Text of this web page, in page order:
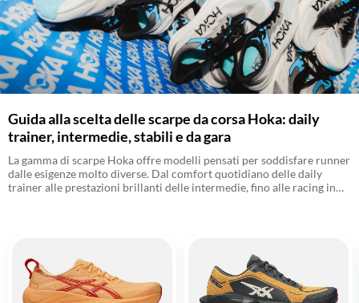
Guida alla scelta delle scarpe da corsa Hoka: daily
trainer, intermedie, stabili e da gara
La gamma di scarpe Hoka offre modelli pensati per soddisfare runner
dalle esigenze molto diverse. Dal comfort quotidiano delle daily
trainer alle prestazioni brillanti delle intermedie, fino alle racing in